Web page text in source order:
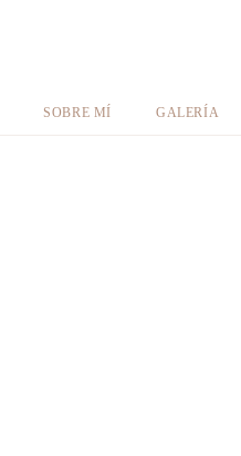
SOBRE MÍ GALERÍA